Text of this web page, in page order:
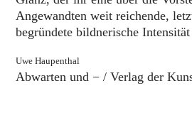
Angewandten weit reichende,
begründete bildnerische
Uwe Haupenthal
Abwarten und − / Verlag der